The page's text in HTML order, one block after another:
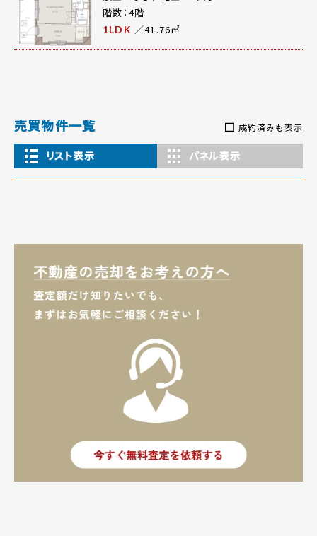
階数：4階
1LDK ／41.76㎡
売買物件一覧 成約済みも表示
リスト表示 パネル表示